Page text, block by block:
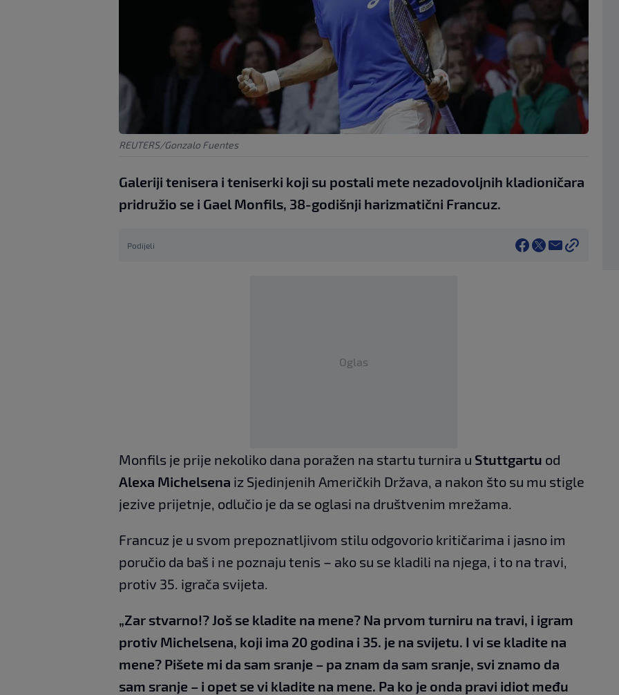
REUTERS/Gonzalo Fuentes
Galeriji tenisera i teniserki koji su postali mete nezadovoljnih kladioničara
pridružio se i Gael Monfils, 38-godišnji harizmatični Francuz.
Podijeli
Oglas
Monfils je prije nekoliko dana poražen na startu turnira u Stuttgartu od
Alexa Michelsena iz Sjedinjenih Američkih Država, a nakon što su mu stigle
jezive prijetnje, odlučio je da se oglasi na društvenim mrežama.
Francuz je u svom prepoznatljivom stilu odgovorio kritičarima i jasno im
poručio da baš i ne poznaju tenis – ako su se kladili na njega, i to na travi,
protiv 35. igrača svijeta.
„Zar stvarno!? Još se kladite na mene? Na prvom turniru na travi, i igram
protiv Michelsena, koji ima 20 godina i 35. je na svijetu. I vi se kladite na
mene? Pišete mi da sam sranje – pa znam da sam sranje, svi znamo da
sam sranje – i opet se vi kladite na mene. Pa ko je onda pravi idiot među